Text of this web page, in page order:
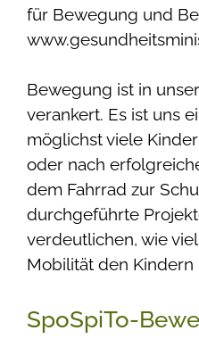
für Bewegung und
Bewegung ist in
verankert. Es ist uns
möglichst viele
oder nach
dem Fahrrad zur
durchgeführte
verdeutlichen, wie
Mobilität den Kindern
SpoSpiTo-